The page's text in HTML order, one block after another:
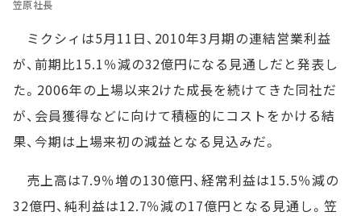
笠原社長
ミクシィは5月11日、2010年3月期の連結営業利益
が、前期比15.1％減の32億円になる見通しだと発表し
た。2006年の上場以来2けた成長を続けてきた同社だ
が、会員獲得などに向けて積極的にコストをかける結
果、今期は上場来初の減益となる見込みだ。
売上高は7.9％増の130億円、経常利益は15.5％減の
32億円、純利益は12.7％減の17億円となる見通し。笠